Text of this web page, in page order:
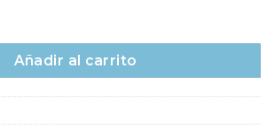
Aire 300 cm x 100 cm x 10cm
Añadir al carrito